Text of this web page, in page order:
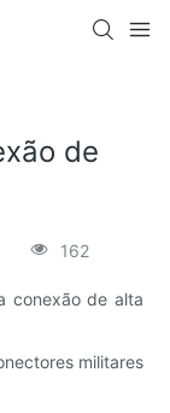
de
162
conexão de alta
militares